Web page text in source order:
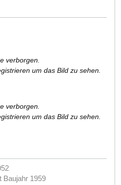
verborgen.
um das Bild zu sehen.
verborgen.
um das Bild zu sehen.
Baujahr 1959